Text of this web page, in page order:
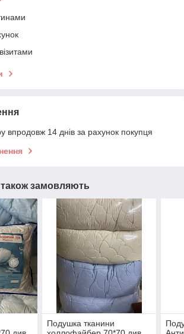
впродовж 14 днів за рахунок покупця
замовляють
Подушка тканини